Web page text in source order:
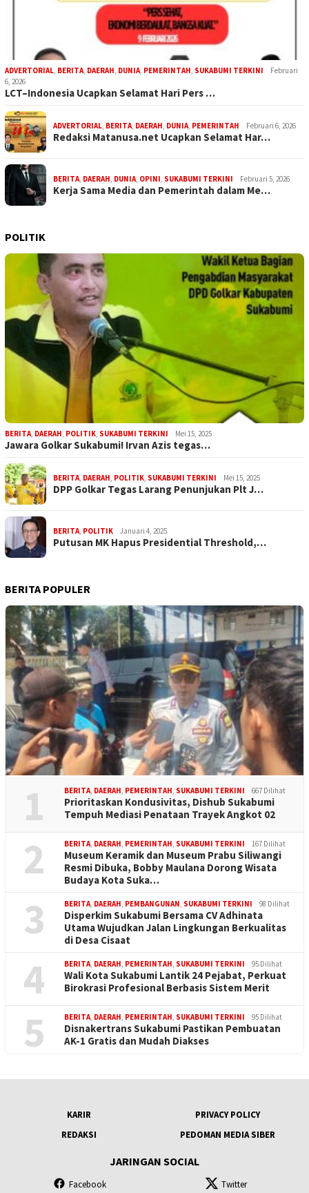
ADVERTORIAL, BERITA, DAERAH, DUNIA, PEMERINTAH, SUKABUMI TERKINI
Februari
6, 2026
LCT–Indonesia Ucapkan Selamat Hari Pers …
ADVERTORIAL, BERITA, DAERAH, DUNIA, PEMERINTAH Februari 6, 2026
Redaksi Matanusa.net Ucapkan Selamat Har…
BERITA, DAERAH, DUNIA, OPINI, SUKABUMI TERKINI Februari 5, 2026
Kerja Sama Media dan Pemerintah dalam Me…
POLITIK
BERITA, DAERAH, POLITIK, SUKABUMI TERKINI Mei 15, 2025
Jawara Golkar Sukabumi! Irvan Azis tegas…
BERITA, DAERAH, POLITIK, SUKABUMI TERKINI Mei 15, 2025
DPP Golkar Tegas Larang Penunjukan Plt J…
BERITA, POLITIK Januari 4, 2025
Putusan MK Hapus Presidential Threshold,…
BERITA POPULER
1 BERITA, DAERAH, PEMERINTAH, SUKABUMI TERKINI 667 Dilihat
Prioritaskan Kondusivitas, Dishub Sukabumi
Tempuh Mediasi Penataan Trayek Angkot 02
2 BERITA, DAERAH, PEMERINTAH, SUKABUMI TERKINI 167 Dilihat
Museum Keramik dan Museum Prabu Siliwangi
Resmi Dibuka, Bobby Maulana Dorong Wisata
Budaya Kota Suka…
3 BERITA, DAERAH, PEMBANGUNAN, SUKABUMI TERKINI 98 Dilihat
Disperkim Sukabumi Bersama CV Adhinata
Utama Wujudkan Jalan Lingkungan Berkualitas
di Desa Cisaat
4 BERITA, DAERAH, PEMERINTAH, SUKABUMI TERKINI 95 Dilihat
Wali Kota Sukabumi Lantik 24 Pejabat, Perkuat
Birokrasi Profesional Berbasis Sistem Merit
5 BERITA, DAERAH, PEMERINTAH, SUKABUMI TERKINI 95 Dilihat
Disnakertrans Sukabumi Pastikan Pembuatan
AK-1 Gratis dan Mudah Diakses
KARIR
PRIVACY POLICY
REDAKSI
PEDOMAN MEDIA SIBER
JARINGAN SOCIAL
Facebook Twitter